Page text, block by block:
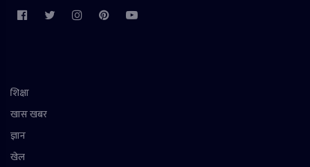
शिक्षा
खास खबर
ज्ञान
खेल